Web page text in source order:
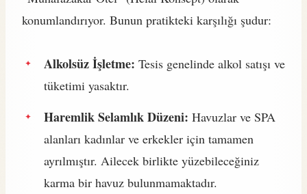
konumlandırıyor. Bunun pratikteki karşılığı şudur:
Alkolsüz İşletme: Tesis genelinde alkol satışı ve
tüketimi yasaktır.
Haremlik Selamlık Düzeni: Havuzlar ve SPA
alanları kadınlar ve erkekler için tamamen
ayrılmıştır. Ailecek birlikte yüzebileceğiniz
karma bir havuz bulunmamaktadır.